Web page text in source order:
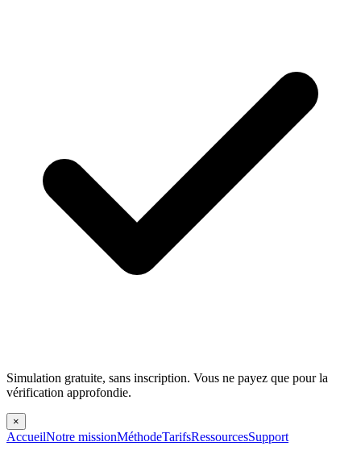
Simulation gratuite, sans inscription. Vous ne payez que pour la
vérification approfondie.
×
AccueilNotre missionMéthodeTarifsRessourcesSupport